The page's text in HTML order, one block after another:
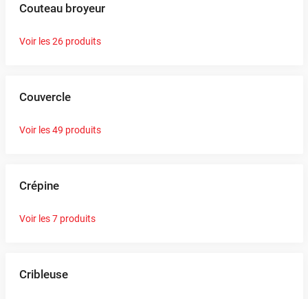
Couteau broyeur
Voir les 26 produits
Couvercle
Voir les 49 produits
Crépine
Voir les 7 produits
Cribleuse